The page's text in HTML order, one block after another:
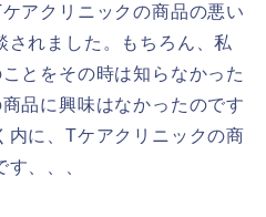
アクリニックの商品の悪い
されました。もちろん、私
とをその時は知らなかった
品に興味はなかったのです
内に、Tケアクリニックの商
、、、